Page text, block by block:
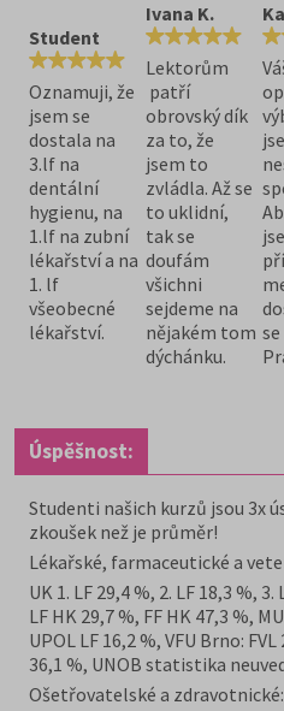
Student
Oznamuji, že
jsem se
dostala na
3.lf na
dentální
hygienu, na
1.lf na zubní
lékařství a na
1. lf
všeobecné
lékařství.
Ivana K.
Lektorům
patří
obrovský dík
za to, že
jsem to
zvládla. Až se
to uklidní,
tak se
doufám
všichni
sejdeme na
nějakém tom
dýchánku.
Úspěšnost:
Studenti našich kurzů jsou 3x
zkoušek než je průměr!
Lékařské, farmaceutické a
UK 1. LF 29,4 %, 2. LF 18,3 %,
LF HK 29,7 %, FF HK 47,3 %,
UPOL LF 16,2 %, VFU Brno:
36,1 %, UNOB statistika
Ošetřovatelské a zdravotnické: